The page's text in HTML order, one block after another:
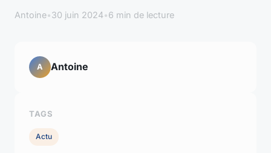
Antoine•30 juin 2024•6 min de lecture
A Antoine
TAGS
Actu